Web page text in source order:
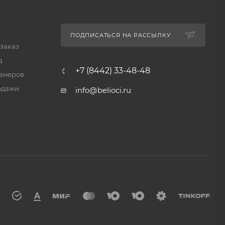
ПОДПИСАТЬСЯ НА РАССЫЛКУ
+7 (8442) 33-48-48
info@belioci.ru